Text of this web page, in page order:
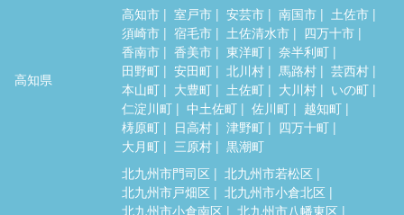
高知県
高知市 室戸市 安芸市 南国市
土佐市
須崎市
宿毛市 土佐清水市
四万十市
香南市
香美市 東洋町
奈半利町
田野町
安田町 北川村 馬路村
芸西村
本山町
大豊町 土佐町 大川村
いの町
仁淀川町
中土佐町 佐川町
越知町
梼原町
日高村 津野町
四万十町
大月町
三原村 黒潮町
北九州市門司区
北九州市若松区
北九州市戸畑区
北九州市小倉北区
北九州市小倉南区
北九州市八幡東区